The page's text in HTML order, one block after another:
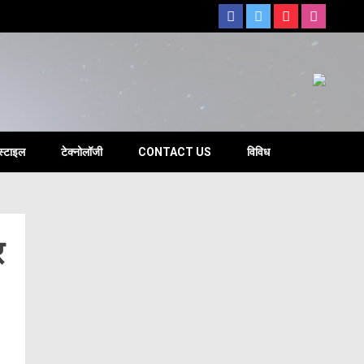
टेक्नोलॉजी CONTACT US विविध